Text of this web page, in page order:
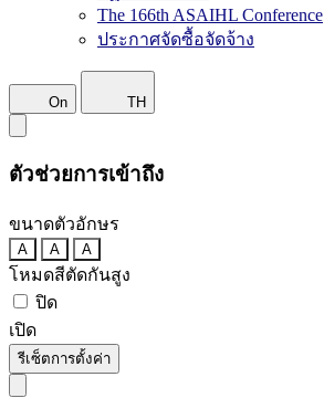
The 166th ASAIHL Conference
ประกาศจัดซื้อจัดจ้าง
On TH
ตัวช่วยการเข้าถึง
ขนาดตัวอักษร
A A A
โหมดสีตัดกันสูง
ปิด
เปิด
รีเซ็ตการตั้งค่า